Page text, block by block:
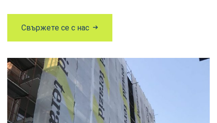
Свържете се с нас